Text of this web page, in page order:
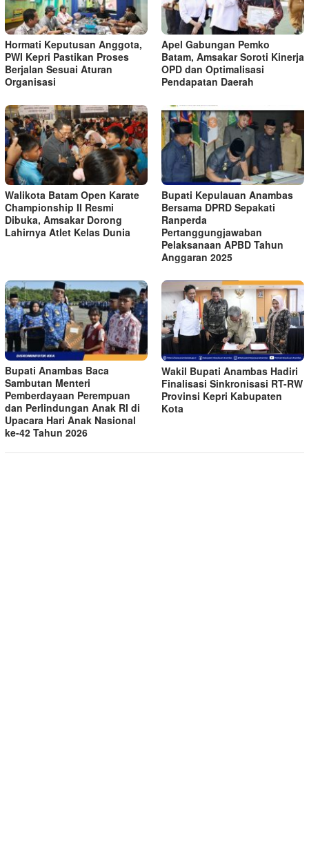
Hormati Keputusan Anggota,
PWI Kepri Pastikan Proses
Berjalan Sesuai Aturan
Organisasi
Apel Gabungan Pemko
Batam, Amsakar Soroti Kinerja
OPD dan Optimalisasi
Pendapatan Daerah
Walikota Batam Open Karate
Championship II Resmi
Dibuka, Amsakar Dorong
Lahirnya Atlet Kelas Dunia
Bupati Kepulauan Anambas
Bersama DPRD Sepakati
Ranperda
Pertanggungjawaban
Pelaksanaan APBD Tahun
Anggaran 2025
Bupati Anambas Baca
Sambutan Menteri
Pemberdayaan Perempuan
dan Perlindungan Anak RI di
Upacara Hari Anak Nasional
ke-42 Tahun 2026
Wakil Bupati Anambas Hadiri
Finalisasi Sinkronisasi RT-RW
Provinsi Kepri Kabupaten
Kota